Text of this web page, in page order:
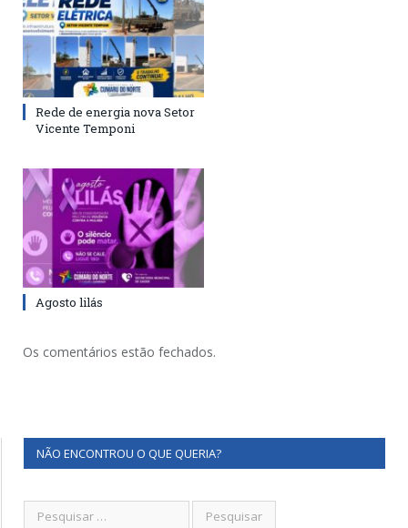
Rede de energia nova Setor
Vicente Temponi
Agosto lilás
Os comentários estão fechados.
NÃO ENCONTROU O QUE QUERIA?